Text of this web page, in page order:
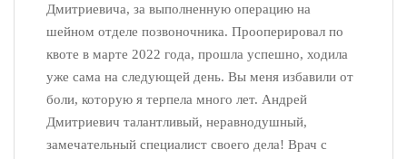
Дмитриевича, за выполненную операцию на
шейном отделе позвоночника. Прооперировал по
квоте в марте 2022 года, прошла успешно, ходила
уже сама на следующей день. Вы меня избавили от
боли, которую я терпела много лет. Андрей
Дмитриевич талантливый, неравнодушный,
замечательный специалист своего дела! Врач с